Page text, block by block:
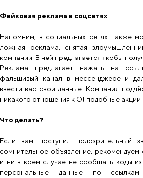
Фейковая реклама в соцсетях
Напомним, в социальных сетях также
ложная реклама, снятая
компании. В ней предлагается якобы
Реклама предлагает нажать на
фальшивый канал в мессенджере и
ввести вас свои данные. Компания
никакого отношения к О! подобные акции
Что делать?
Если вам поступил подозрительный
сомнительное объявление, рекомендуем
и ни в коем случае не сообщать коды из
персональные данные по